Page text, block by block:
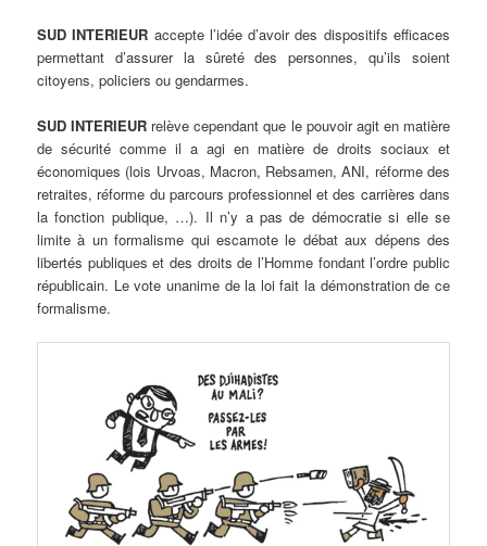
SUD INTERIEUR accepte l’idée d’avoir des dispositifs efficaces
permettant d’assurer la sûreté des personnes, qu’ils soient
citoyens, policiers ou gendarmes.
SUD INTERIEUR relève cependant que le pouvoir agit en matière
de sécurité comme il a agi en matière de droits sociaux et
économiques (lois Urvoas, Macron, Rebsamen, ANI, réforme des
retraites, réforme du parcours professionnel et des carrières dans
la fonction publique, …). Il n’y a pas de démocratie si elle se
limite à un formalisme qui escamote le débat aux dépens des
libertés publiques et des droits de l’Homme fondant l’ordre public
républicain. Le vote unanime de la loi fait la démonstration de ce
formalisme.